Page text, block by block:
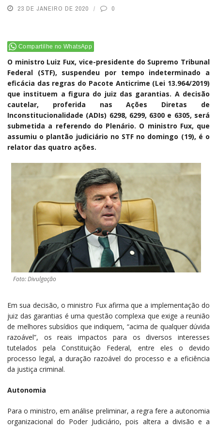
23 DE JANEIRO DE 2020 0
Compartilhe no WhatsApp
O ministro Luiz Fux, vice-presidente do Supremo Tribunal
Federal (STF), suspendeu por tempo indeterminado a
eficácia das regras do Pacote Anticrime (Lei 13.964/2019)
que instituem a figura do juiz das garantias. A decisão
cautelar, proferida nas Ações Diretas de
Inconstitucionalidade (ADIs) 6298, 6299, 6300 e 6305, será
submetida a referendo do Plenário. O ministro Fux, que
assumiu o plantão judiciário no STF no domingo (19), é o
relator das quatro ações.
Foto: Divulgação
Em sua decisão, o ministro Fux afirma que a implementação do
juiz das garantias é uma questão complexa que exige a reunião
de melhores subsídios que indiquem, “acima de qualquer dúvida
razoável”, os reais impactos para os diversos interesses
tutelados pela Constituição Federal, entre eles o devido
processo legal, a duração razoável do processo e a eficiência
da justiça criminal.
Autonomia
Para o ministro, em análise preliminar, a regra fere a autonomia
organizacional do Poder Judiciário, pois altera a divisão e a